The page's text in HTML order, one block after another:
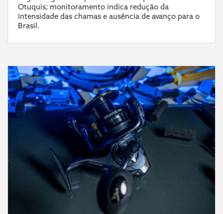
Otuquis; monitoramento indica redução da
intensidade das chamas e ausência de avanço para o
Brasil.